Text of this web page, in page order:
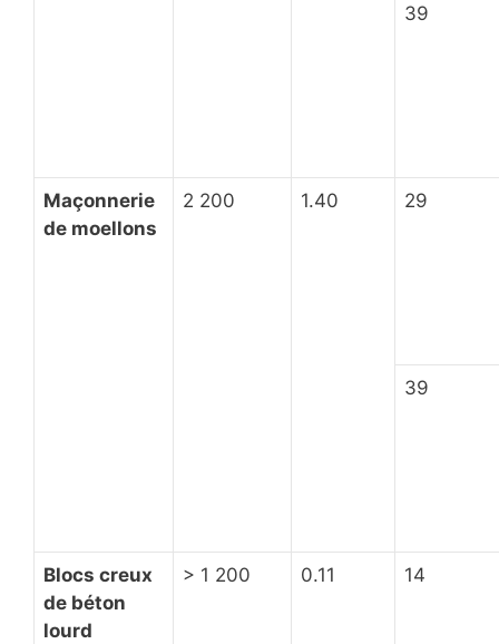
39
Maçonnerie
de moellons
2 200 1.40 29
39
Blocs creux
de béton
lourd
> 1 200 0.11 14